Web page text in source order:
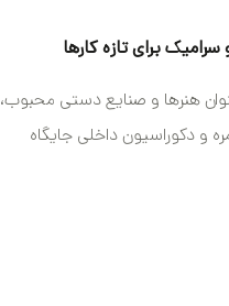
برای تازه کارها
هنرها و صنایع دستی محبوب،
و دکوراسیون داخلی جایگاه